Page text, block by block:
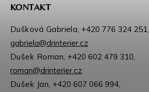
KONTAKT
Dušková Gabriela,+420 776 324 251,
gabriela@drinterier.cz
Dušek Roman,+420 602 479 310,
roman@drinterier.cz
Dušek Jan,+420 607 066 994,